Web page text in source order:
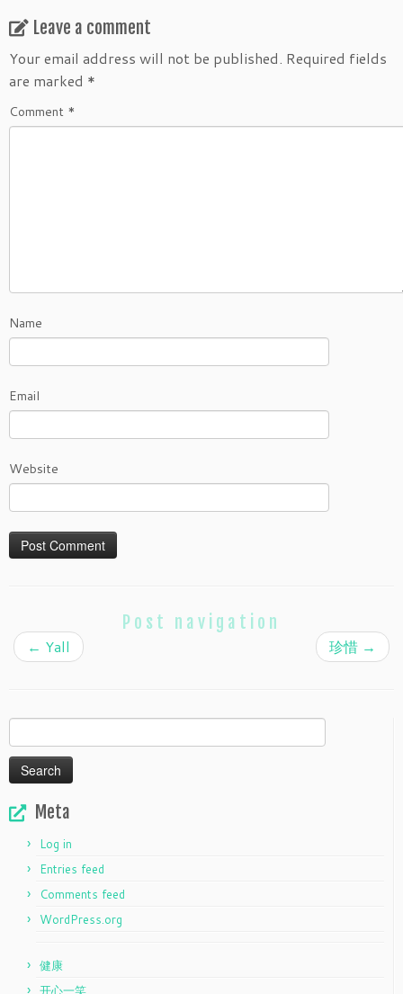
Leave a comment
Your email address will not be published. Required fields
are marked *
Comment *
Name
Email
Website
Post navigation
← Yall 珍惜 →
for:
Meta
Log in
Entries feed
Comments feed
WordPress.org
健康
开心一笑